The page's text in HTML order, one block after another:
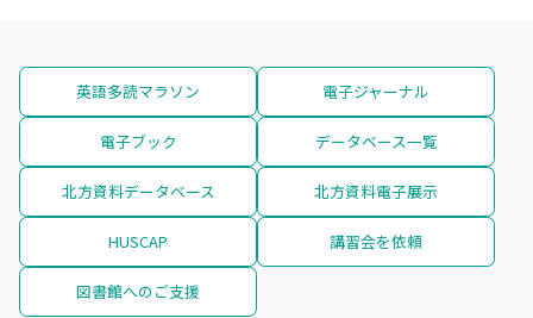
英語多読マラソン 電子ジャーナル
電子ブック データベース一覧
北方資料データベース 北方資料電子展示
HUSCAP 講習会を依頼
図書館へのご支援